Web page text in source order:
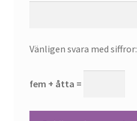
Vänligen svara med siffror:
fem + åtta =